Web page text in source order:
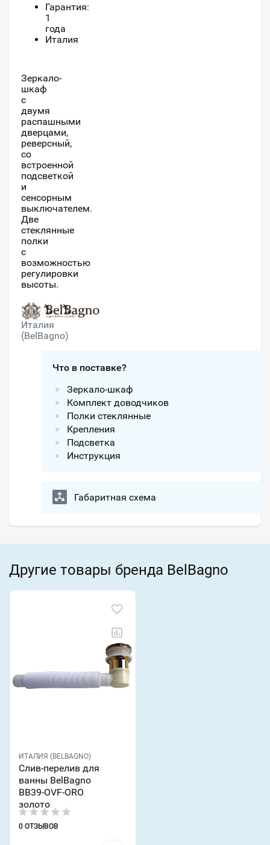
Гарантия:
1
года
Италия
Зеркало-
шкаф
с
двумя
распашными
дверцами,
реверсный,
со
встроенной
подсветкой
и
сенсорным
выключателем.
Две
стеклянные
полки
с
возможностью
регулировки
высоты.
Италия
(BelBagno)
Что в поставке?
Зеркало-шкаф
Комплект доводчиков
Полки стеклянные
Крепления
Подсветка
Инструкция
Габаритная схема
Другие товары бренда BelBagno
ИТАЛИЯ (BELBAGNO)
Слив-перелив для
ванны BelBagno
BB39-OVF-ORO
золото
0 ОТЗЫВОВ